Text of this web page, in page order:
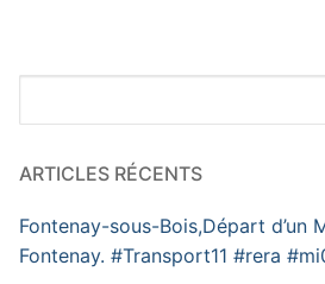
ARTICLES RÉCENTS
Fontenay-sous-Bois,Départ d’un
Fontenay. #Transport11 #rera